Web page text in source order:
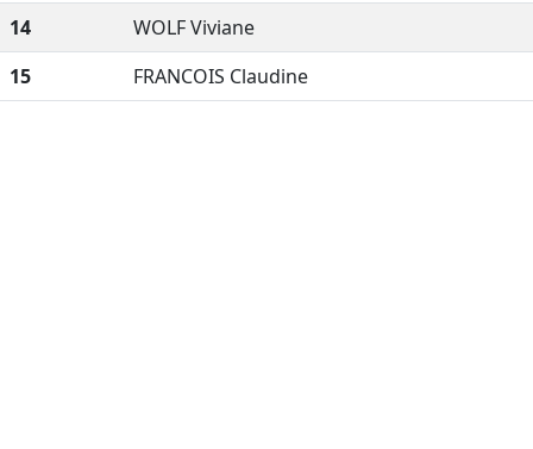
14
WOLF Viviane
15
FRANCOIS Claudine